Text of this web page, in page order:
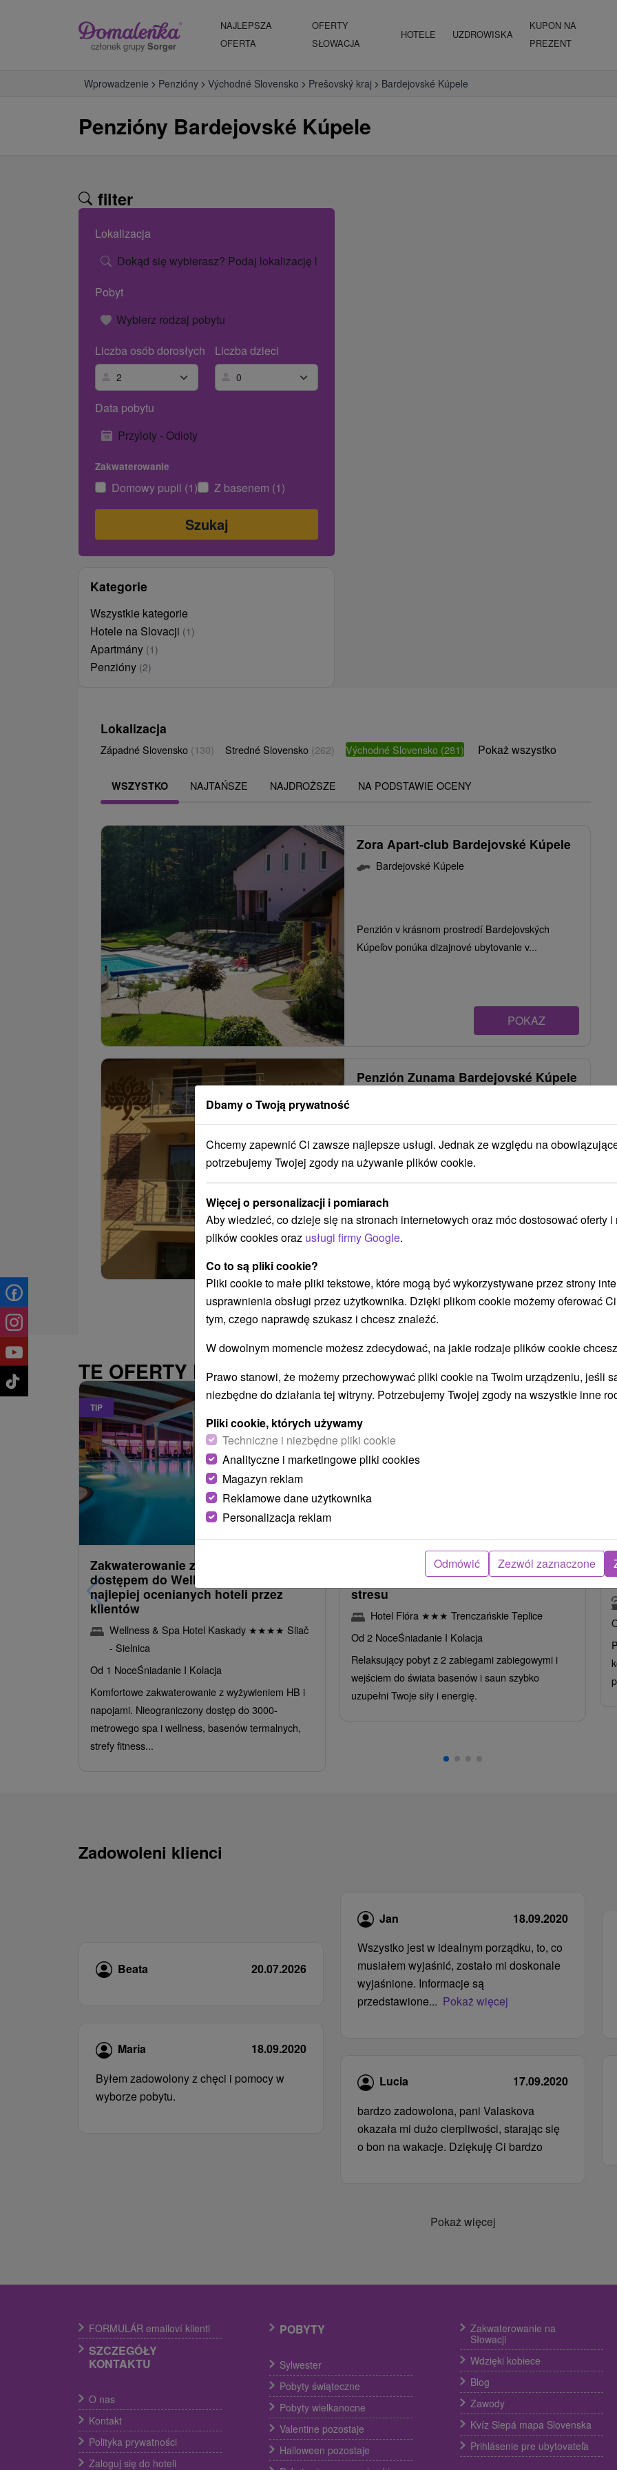
członek grupy Sorger
NAJLEPSZA
OFERTA
OFERTY
SŁOWACJA
HOTELE UZDROWISKA
KUPON NA
PREZENT
Wprowadzenie Penzióny Východné Slovensko Prešovský kraj Bardejovské Kúpele
Penzióny Bardejovské Kúpele
filter
Lokalizacja
Dokąd się wybierasz? Podaj lokalizację lub nazwę hotelu.
Pobyt
Wybierz rodzaj pobytu
Liczba osób dorosłych
Liczba dzieci
Data pobytu
Przyloty - Odloty
Zakwaterowanie
Domowy pupil (1) Z basenem (1)
Kategorie
Wszystkie kategorie
Hotele na Slovacji (1)
Apartmány (1)
Penzióny (2)
Lokalizacja
Západné Slovensko (130) Stredné Slovensko (262) Východné Slovensko (281) Pokaż wszystko
WSZYSTKO NAJTAŃSZE NAJDROŻSZE NA PODSTAWIE OCENY
Zora Apart-club Bardejovské Kúpele
Bardejovské Kúpele
Penzión v krásnom prostredí Bardejovských
Kúpeľov ponúka dizajnové ubytovanie v...
POKAZ
Penzión Zunama Bardejovské Kúpele
Rodinný penzión v krásnom prostredí
Bardejovských Kúpeľov s nonstop recepciou
ponúka ubytovanie v...
TE OFERTY MOGĄ PAŃSTWO BYĆ TAKŻE
TIP
od485,22zł
Zakwaterowanie z obiadokolacją i
dostępem do Wellness i Spa: Jeden z
najlepiej ocenianych hoteli przez
klientów
Wellness & Spa Hotel Kaskady ★★★★ Sliač
- Sielnica
Od 1 NoceŚniadanie I Kolacja
Komfortowe zakwaterowanie z wyżywieniem HB i
napojami. Nieograniczony dostęp do 3000-
metrowego spa i wellness, basenów termalnych,
strefy fitness...
Intensywny pobyt MINI RELAX:
Szybka i skuteczna ucieczka od
stresu
Hotel Flóra ★★★ Trenczańskie Teplice
Od 2 NoceŚniadanie I Kolacja
Relaksujący pobyt z 2 zabiegami zabiegowymi i
wejściem do świata basenów i saun szybko
uzupełni Twoje siły i energię.
Zadowoleni klienci
Beata 20.07.2026
Maria
18.09.2020
Byłem zadowolony z chęci i pomocy w
wyborze pobytu.
Jan
18.09.2020
Wszystko jest w idealnym porządku, to, co
musiałem wyjaśnić, zostało mi doskonale
wyjaśnione. Informacje są
przedstawione... Pokaż więcej
Lucia
17.09.2020
bardzo zadowolona, ​​pani Valaskova
okazała mi dużo cierpliwości, starając się
o bon na wakacje. Dziękuję Ci bardzo
Pokaż więcej
FORMULÁR emailoví klienti
SZCZEGÓŁY
KONTAKTU
O nas
Kontakt
Polityka prywatności
Zaloguj się do hoteli
POBYTY
Sylwester
Pobyty świąteczne
Pobyty wielkanocne
Valentine pozostaje
Halloween pozostaje
Zakwaterowanie na
Słowacji
Wdzięki kobiece
Blog
Zawody
Kvíz Slepá mapa Slovenska
Prihlásenie pre ubytovateľa
Dbamy o Twoją prywatność
Chcemy zapewnić Ci zawsze najlepsze usługi. Jednak ze względu na
potrzebujemy Twojej zgody na używanie plików cookie.
Więcej o personalizacji i pomiarach
Aby wiedzieć, co dzieje się na stronach internetowych oraz móc dostosować oferty i
plików cookies oraz usługi firmy Google.
Co to są pliki cookie?
Pliki cookie to małe pliki tekstowe, które mogą być wykorzystywane przez strony
usprawnienia obsługi przez użytkownika. Dzięki plikom cookie możemy oferować
tym, czego naprawdę szukasz i chcesz znaleźć.
W dowolnym momencie możesz zdecydować, na jakie rodzaje plików cookie
Prawo stanowi, że możemy przechowywać pliki cookie na Twoim urządzeniu, jeśli
niezbędne do działania tej witryny. Potrzebujemy Twojej zgody na wszystkie inne
Pliki cookie, których używamy
Techniczne i niezbędne pliki cookie
Analityczne i marketingowe pliki cookies
Magazyn reklam
Reklamowe dane użytkownika
Personalizacja reklam
Odmówić Zezwól zaznaczone